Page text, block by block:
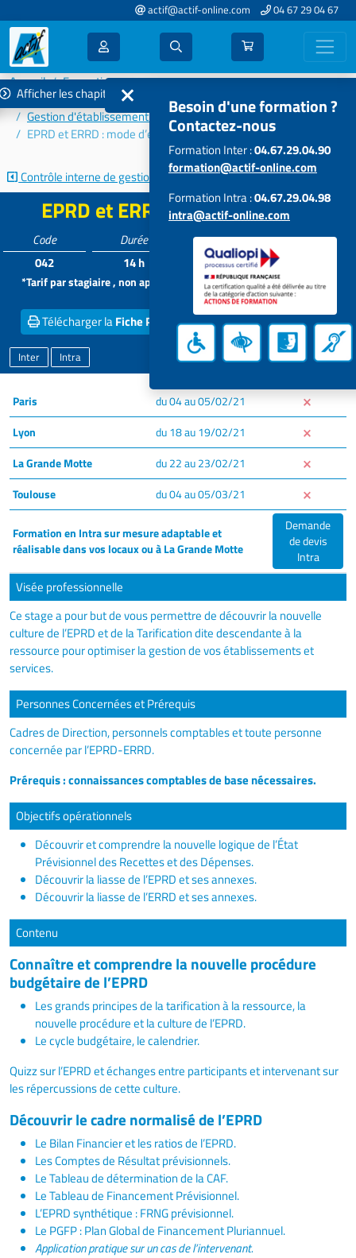
actif@actif-online.com 04 67 29 04 67
Accueil
Formations 2021
Paye - Économat - Comptabilité - Gestion
Gestion d'établissement et de service
EPRD et ERRD : mode d’emploi
Afficher les chapitres
Contrôle interne de gestion... Montage et analyse de l'EPRD
EPRD et ERRD : mode d’emploi
Code
042
Durée
14 h
Tarif*
525 €
Participants
*Tarif par stagiaire , non applicable aux formations intra dans vos
Télécharger laFiche PDF Obtenir unDevis inter
Inter Intra
Paris
du 04 au 05/02/21
Lyon
du 18 au 19/02/21
La Grande Motte
du 22 au 23/02/21
Toulouse
du 04 au 05/03/21
Formation en Intra sur mesure adaptable et
réalisable dans vos locaux ou à La Grande Motte
Demande
de devis
Intra
Visée professionnelle
Ce stage a pour but de vous permettre de découvrir la nouvelle
culture de l’EPRD et de la Tarification dite descendante à la
ressource pour optimiser la gestion de vos établissements et
services.
Personnes Concernées et Prérequis
Cadres de Direction, personnels comptables et toute personne
concernée par l’EPRD-ERRD.
Prérequis : connaissances comptables de base nécessaires.
Objectifs opérationnels
Découvrir et comprendre la nouvelle logique de l’État
Prévisionnel des Recettes et des Dépenses.
Découvrir la liasse de l’EPRD et ses annexes.
Découvrir la liasse de l’ERRD et ses annexes.
Contenu
Connaître et comprendre la nouvelle procédure
budgétaire de l’EPRD
Les grands principes de la tarification à la ressource, la
nouvelle procédure et la culture de l’EPRD.
Le cycle budgétaire, le calendrier.
Quizz sur l’EPRD et échanges entre participants et intervenant sur
les répercussions de cette culture.
Découvrir le cadre normalisé de l’EPRD
Le Bilan Financier et les ratios de l’EPRD.
Les Comptes de Résultat prévisionnels.
Le Tableau de détermination de la CAF.
Le Tableau de Financement Prévisionnel.
L’EPRD synthétique : FRNG prévisionnel.
Le PGFP : Plan Global de Financement Pluriannuel.
Application pratique sur un cas de l’intervenant.
Besoin d'une formation ?
Contactez-nous
Formation Inter :04.67.29.04.90
formation@actif-online.com
Formation Intra :04.67.29.04.98
intra@actif-online.com